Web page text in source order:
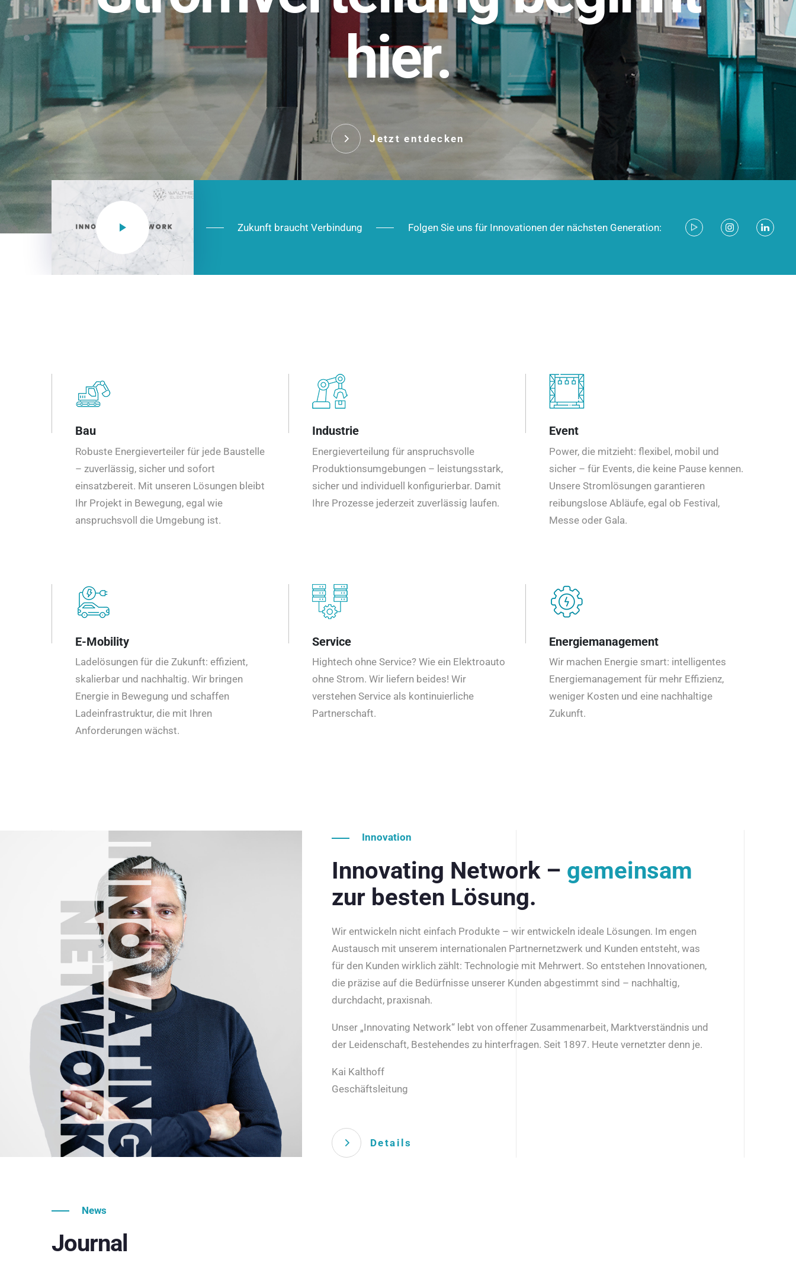
hier.
Jetzt entdecken
NEO CEE: Energieverteilung mit System. Robust im Alltag,
effizient in der Installation, zukunftsfähig im Ausbau.
Das innovative Stecksystem für industrielle Anwendungen –
robust, IP-geschützt und zukunftsfähig.
Jetzt entdecken
Zukunft braucht Verbindung Folgen Sie uns für Innovationen der nächsten Generation:
Bau
Robuste Energieverteiler für jede Baustelle
– zuverlässig, sicher und sofort
einsatzbereit. Mit unseren Lösungen bleibt
Ihr Projekt in Bewegung, egal wie
anspruchsvoll die Umgebung ist.
Industrie
Energieverteilung für anspruchsvolle
Produktionsumgebungen – leistungsstark,
sicher und individuell konfigurierbar. Damit
Ihre Prozesse jederzeit zuverlässig laufen.
Event
Power, die mitzieht: flexibel, mobil und
sicher – für Events, die keine Pause kennen.
Unsere Stromlösungen garantieren
reibungslose Abläufe, egal ob Festival,
Messe oder Gala.
E-Mobility
Ladelösungen für die Zukunft: effizient,
skalierbar und nachhaltig. Wir bringen
Energie in Bewegung und schaffen
Ladeinfrastruktur, die mit Ihren
Anforderungen wächst.
Service
Hightech ohne Service? Wie ein Elektroauto
ohne Strom. Wir liefern beides! Wir
verstehen Service als kontinuierliche
Partnerschaft.
Energiemanagement
Wir machen Energie smart: intelligentes
Energiemanagement für mehr Effizienz,
weniger Kosten und eine nachhaltige
Zukunft.
Innovation
Innovating Network – gemeinsam
zur besten Lösung.
Wir entwickeln nicht einfach Produkte – wir entwickeln ideale Lösungen. Im engen
Austausch mit unserem internationalen Partnernetzwerk und Kunden entsteht, was
für den Kunden wirklich zählt: Technologie mit Mehrwert. So entstehen Innovationen,
die präzise auf die Bedürfnisse unserer Kunden abgestimmt sind – nachhaltig,
durchdacht, praxisnah.
Unser „Innovating Network“ lebt von offener Zusammenarbeit, Marktverständnis und
der Leidenschaft, Bestehendes zu hinterfragen. Seit 1897. Heute vernetzter denn je.
Kai Kalthoff
Geschäftsleitung
Details
News
Journal